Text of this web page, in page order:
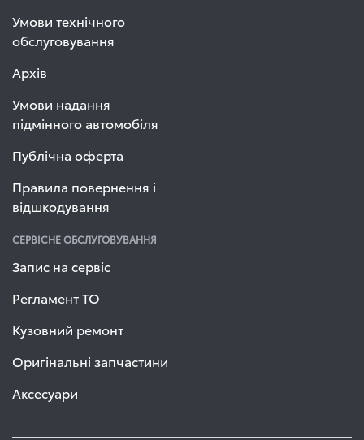
Умови технічного
обслуговування
Архів
Умови надання
підмінного автомобіля
Публічна оферта
Правила повернення і
відшкодування
СЕРВІСНЕ ОБСЛУГОВУВАННЯ
Запис на сервіс
Регламент ТО
Кузовний ремонт
Оригінальні запчастини
Аксесуари